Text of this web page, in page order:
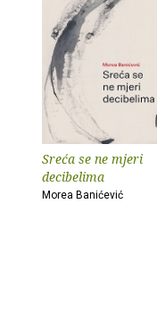
Sreća se ne mjeri
decibelima
Morea Banićević